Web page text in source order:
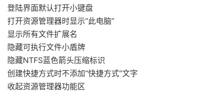
登陆界面默认打开小键盘
打开资源管理器时显示“此电脑”
显示所有文件扩展名
隐藏可执行文件小盾牌
隐藏NTFS蓝色箭头压缩标识
创建快捷方式时不添加“快捷方式”文字
收起资源管理器功能区